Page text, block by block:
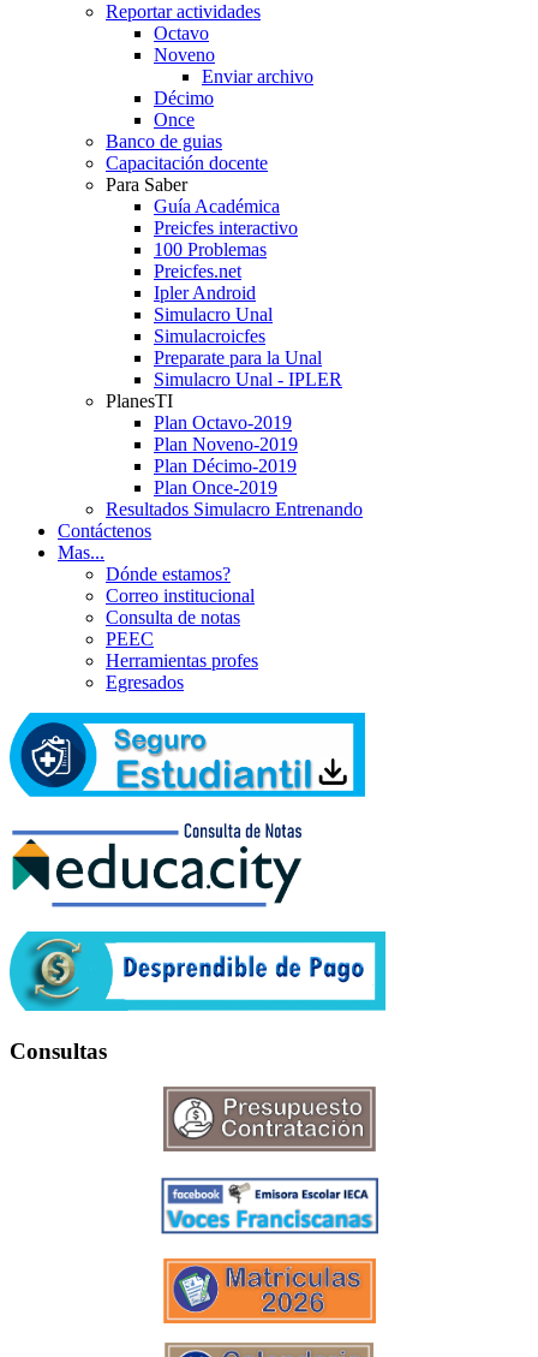
Reportar actividades
Octavo
Noveno
Enviar archivo
Décimo
Once
Banco de guias
Capacitación docente
Para Saber
Guía Académica
Preicfes interactivo
100 Problemas
Preicfes.net
Ipler Android
Simulacro Unal
Simulacroicfes
Preparate para la Unal
Simulacro Unal - IPLER
PlanesTI
Plan Octavo-2019
Plan Noveno-2019
Plan Décimo-2019
Plan Once-2019
Resultados Simulacro Entrenando
Contáctenos
Mas...
Dónde estamos?
Correo institucional
Consulta de notas
PEEC
Herramientas profes
Egresados
Consultas